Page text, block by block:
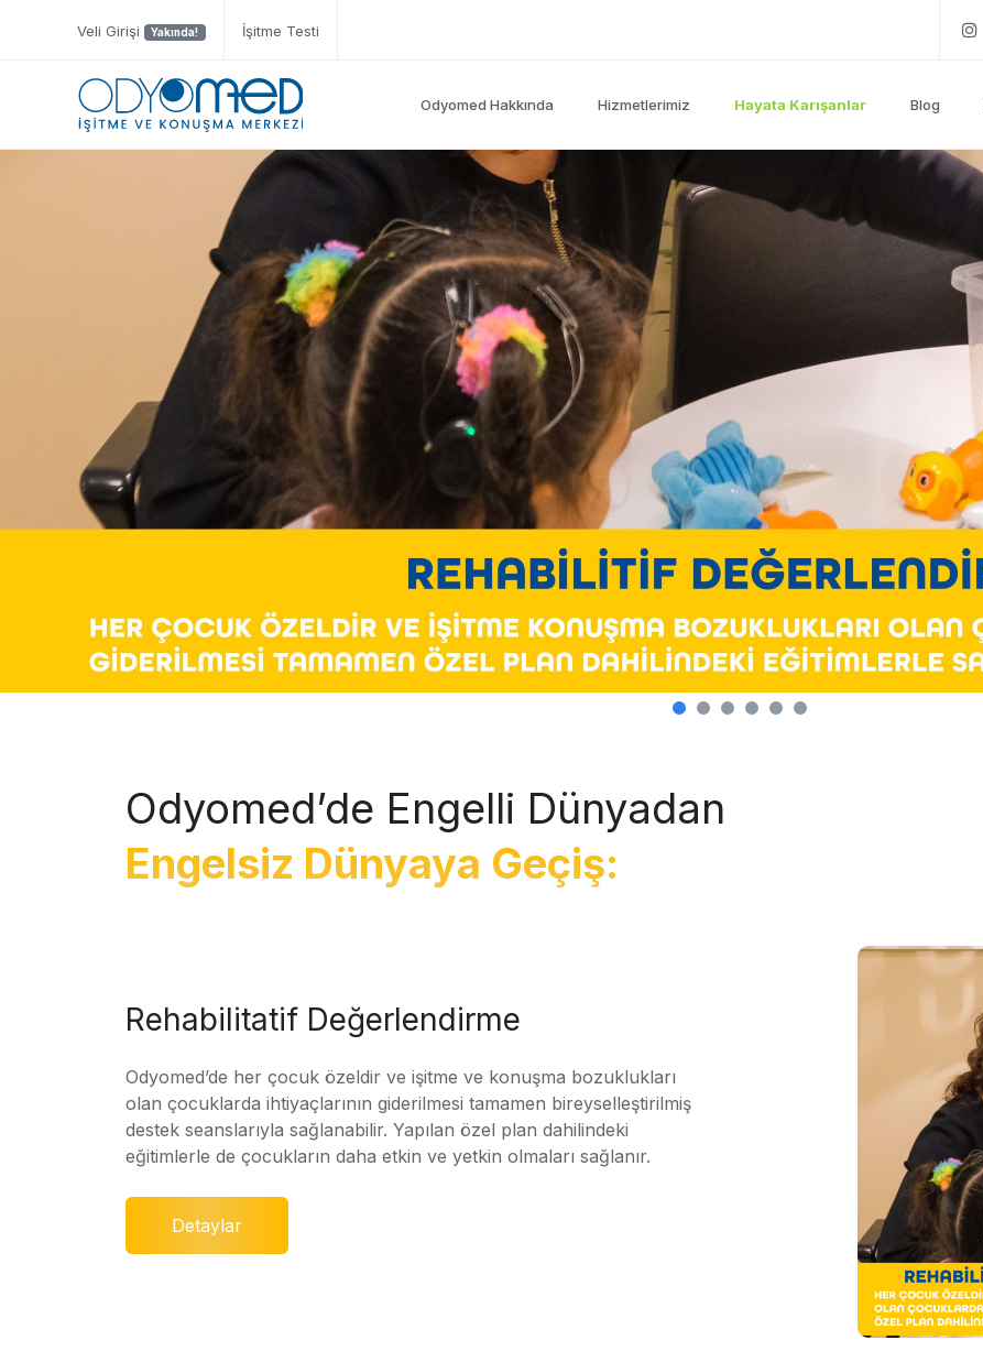
Veli Girişi Yakında! İşitme Testi
Odyomed Hakkında Hizmetlerimiz Hayata Karışanlar Blog
Odyomed’de Engelli Dünyadan
Engelsiz Dünyaya Geçiş:
Rehabilitatif Değerlendirme
Odyomed’de her çocuk özeldir ve işitme ve konuşma bozuklukları
olan çocuklarda ihtiyaçlarının giderilmesi tamamen bireyselleştirilmiş
destek seanslarıyla sağlanabilir. Yapılan özel plan dahilindeki
eğitimlerle de çocukların daha etkin ve yetkin olmaları sağlanır.
Detaylar